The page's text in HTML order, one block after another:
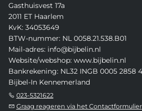
Gasthuisvest 17a
2011 ET Haarlem
KvK: 34053649
BTW-nummer: NL 0058.21.538.B01
Mail-adres: info@bijbelin.nl
Website/webshop: www.bijbelin.nl
Bankrekening: NL32 INGB 0005 2858
Bijbel-In Kennemerland
023-5321622
Graag reageren via het Contactformulier